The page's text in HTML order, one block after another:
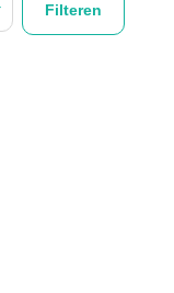
Filteren